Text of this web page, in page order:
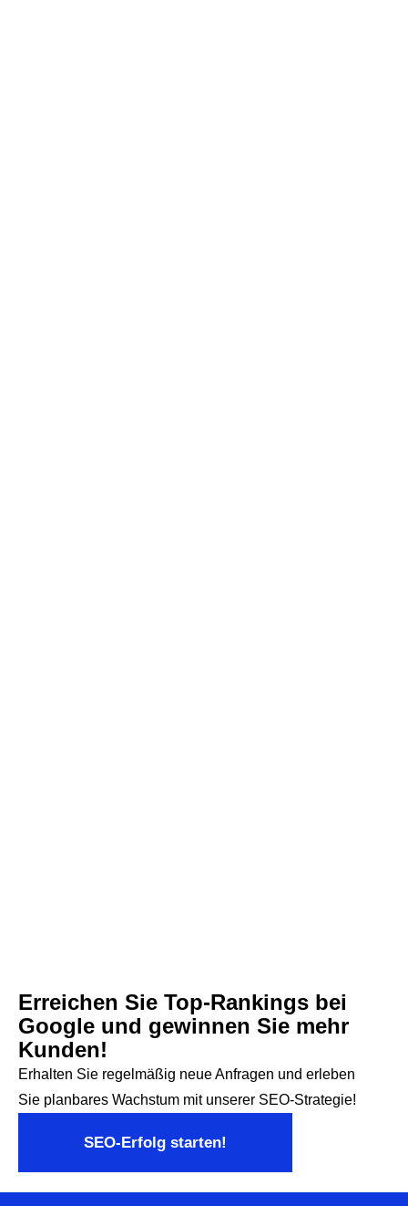
Erreichen Sie Top-Rankings bei
Google und gewinnen Sie mehr
Kunden!
Erhalten Sie regelmäßig neue Anfragen und erleben
Sie planbares Wachstum mit unserer SEO-Strategie!
SEO-Erfolg starten!